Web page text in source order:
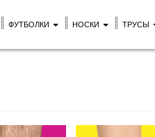
ФУТБОЛКИ НОСКИ ТРУСЫ